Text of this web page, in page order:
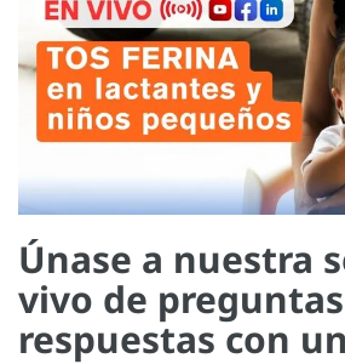
Únase a nuestra
vivo de
respuestas con